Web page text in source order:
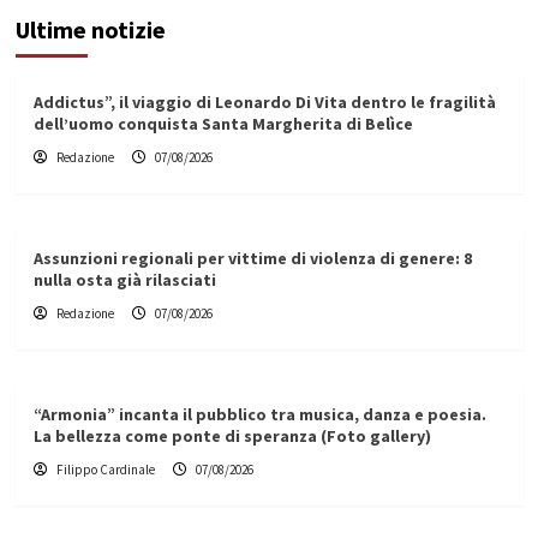
Ultime notizie
Addictus”, il viaggio di Leonardo Di Vita dentro le fragilità
dell’uomo conquista Santa Margherita di Belìce
Redazione 07/08/2026
Assunzioni regionali per vittime di violenza di genere: 8
nulla osta già rilasciati
Redazione 07/08/2026
“Armonia” incanta il pubblico tra musica, danza e poesia.
La bellezza come ponte di speranza (Foto gallery)
Filippo Cardinale 07/08/2026